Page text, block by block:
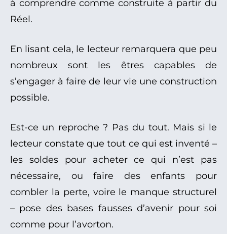
à comprendre comme construite à partir du
Réel.
En lisant cela, le lecteur remarquera que peu
nombreux sont les êtres capables de
s’engager à faire de leur vie une construction
possible.
Est-ce un reproche ? Pas du tout. Mais si le
lecteur constate que tout ce qui est inventé –
les soldes pour acheter ce qui n’est pas
nécessaire, ou faire des enfants pour
combler la perte, voire le manque structurel
– pose des bases fausses d’avenir pour soi
comme pour l’avorton.